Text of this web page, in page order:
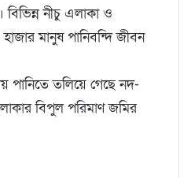
নীচু এলাকা ও
মানুষ পানিবন্দি জীবন
পানিতে তলিয়ে গেছে নদ-
বিপুল পরিমাণ জমির